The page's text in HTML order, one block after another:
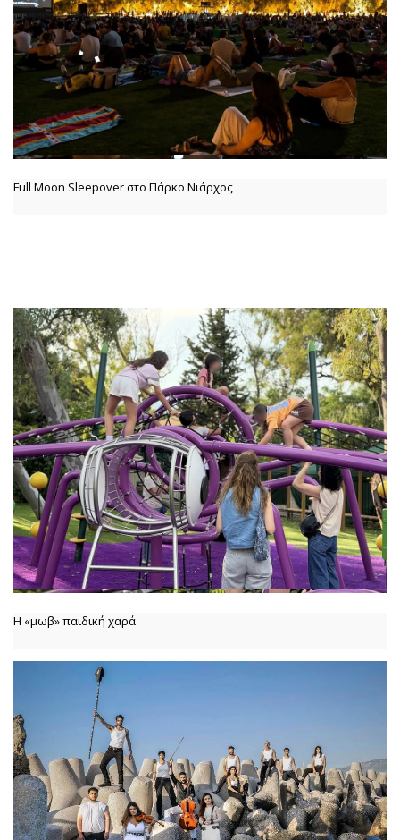
Full Moon Sleepover στο Πάρκο Νιάρχος
Η «μωβ» παιδική χαρά